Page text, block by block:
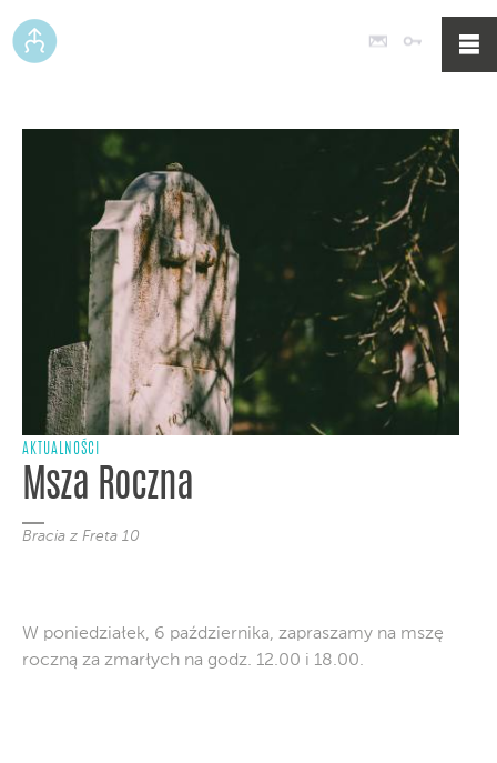
Poczta
AKTUALNOŚCI
Msza Roczna
Bracia z Freta 10
W poniedziałek, 6 października, zapraszamy na mszę
roczną za zmarłych na godz. 12.00 i 18.00.